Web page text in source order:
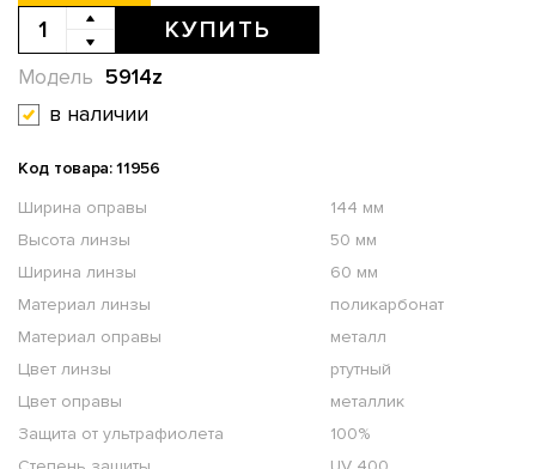
КУПИТЬ
5914z
Модель
в наличии
Код товара: 11956
Ширина оправы
144 мм
Высота линзы
50 мм
Ширина линзы
60 мм
Материал линзы
поликарбонат
Материал оправы
металл
Цвет линзы
ртутный
Цвет оправы
металлик
Защита от ультрафиолета
100%